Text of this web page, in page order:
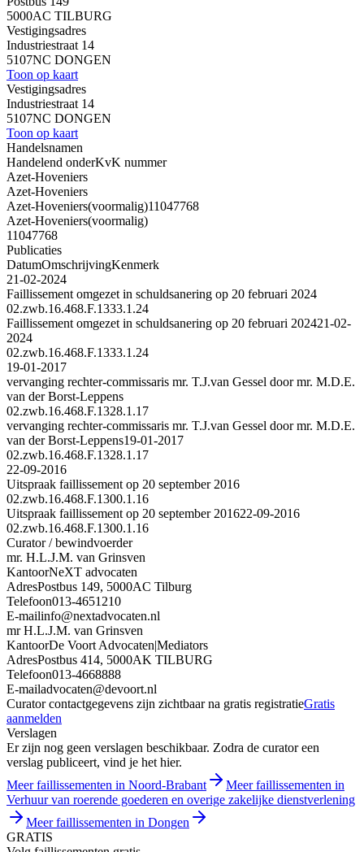
5000AC TILBURG
Vestigingsadres
Industriestraat 14
5107NC DONGEN
Toon op kaart
Vestigingsadres
Industriestraat 14
5107NC DONGEN
Toon op kaart
Handelsnamen
Handelend onderKvK nummer
Azet-Hoveniers
Azet-Hoveniers
Azet-Hoveniers(voormalig)11047768
Azet-Hoveniers(voormalig)
11047768
Publicaties
DatumOmschrijvingKenmerk
21-02-2024
Faillissement omgezet in schuldsanering op 20 februari 2024
02.zwb.16.468.F.1333.1.24
Faillissement omgezet in schuldsanering op 20 februari 202421-02-
2024
02.zwb.16.468.F.1333.1.24
19-01-2017
vervanging rechter-commissaris mr. T.J.van Gessel door mr. M.D.E.
van der Borst-Leppens
02.zwb.16.468.F.1328.1.17
vervanging rechter-commissaris mr. T.J.van Gessel door mr. M.D.E.
van der Borst-Leppens19-01-2017
02.zwb.16.468.F.1328.1.17
22-09-2016
Uitspraak faillissement op 20 september 2016
02.zwb.16.468.F.1300.1.16
Uitspraak faillissement op 20 september 201622-09-2016
02.zwb.16.468.F.1300.1.16
Curator / bewindvoerder
mr. H.L.J.M. van Grinsven
KantoorNeXT advocaten
AdresPostbus 149, 5000AC Tilburg
Telefoon013-4651210
E-mailinfo@nextadvocaten.nl
mr H.L.J.M. van Grinsven
KantoorDe Voort Advocaten|Mediators
AdresPostbus 414, 5000AK TILBURG
Telefoon013-4668888
E-mailadvocaten@devoort.nl
Curator contactgegevens zijn zichtbaar na gratis registratieGratis
aanmelden
Verslagen
Er zijn nog geen verslagen beschikbaar. Zodra de curator een
verslag publiceert, vind je het hier.
Meer faillissementen in Noord-Brabant
Meer faillissementen in
Verhuur van roerende goederen en overige zakelijke dienstverlening
Meer faillissementen in Dongen
GRATIS